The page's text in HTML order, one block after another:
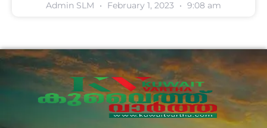
Admin SLM February 1, 2023 9:08 am